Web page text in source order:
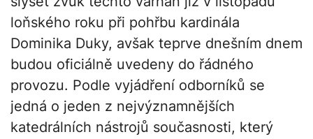
loňského roku při pohřbu kardinála
Dominika Duky, avšak teprve dnešním dnem
budou oficiálně uvedeny do řádného
provozu. Podle vyjádření odborníků se
jedná o jeden z nejvýznamnějších
katedrálních nástrojů současnosti, který